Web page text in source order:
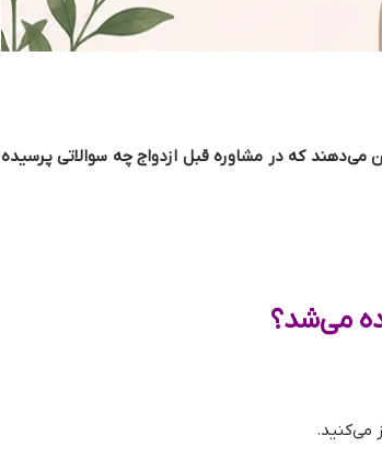
که در مشاوره قبل ازدواج چه سوالاتی پرسیده
می‌شد؟
می‌کنید.